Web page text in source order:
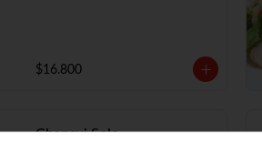
$16.800
Chapsui Solo